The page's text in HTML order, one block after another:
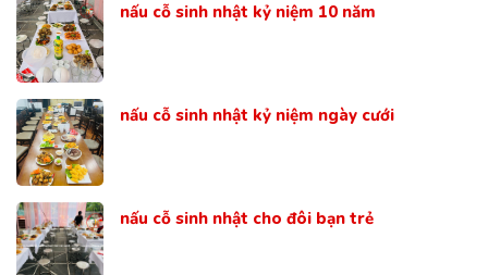
nấu cỗ sinh nhật kỷ niệm 10 năm
nấu cỗ sinh nhật kỷ niệm ngày cưới
nấu cỗ sinh nhật cho đôi bạn trẻ